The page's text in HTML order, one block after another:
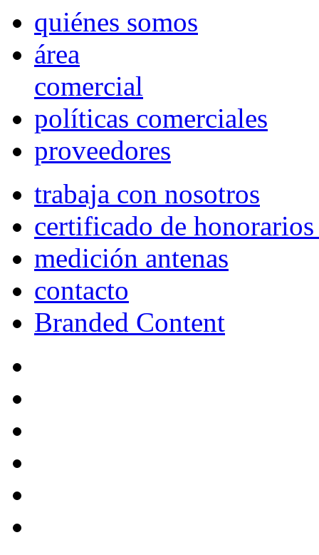
quiénes somos
área
comercial
políticas comerciales
proveedores
trabaja con nosotros
certificado de
medición antenas
contacto
Branded Content